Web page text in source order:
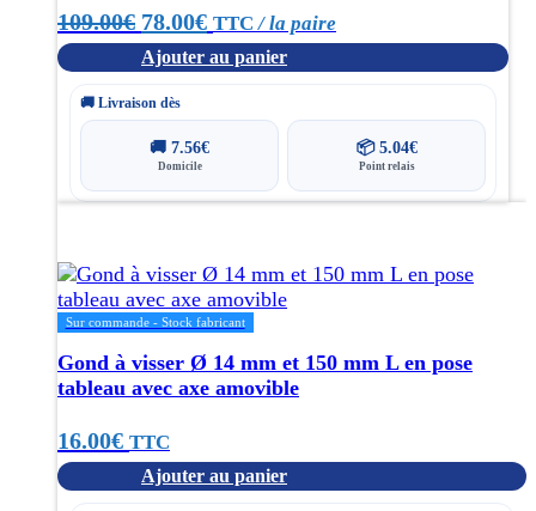
109.00€ Le
prix
initial
était :
109.00€.
78.00€Le
prix
est :
78.00€.
TTC / la paire
Ajouter au panier
🚚 Livraison dès
🚚7.56€
Domicile
📦 5.04€
Point relais
Sur commande - Stock fabricant
Gond à visser Ø 14 mm et 150 mm L en pose
tableau avec axe amovible
16.00€ TTC
Ajouter au panier